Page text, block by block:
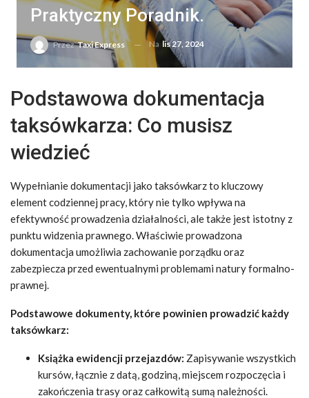
Praktyczny Poradnik.
PrzezTaxi Express Na lis 27, 2024
Podstawowa dokumentacja
taksówkarza: Co musisz
wiedzieć
Wypełnianie dokumentacji jako taksówkarz to kluczowy
element codziennej pracy, który nie tylko wpływa na
efektywność prowadzenia działalności, ale także jest istotny z
punktu widzenia prawnego. Właściwie prowadzona
dokumentacja umożliwia zachowanie porządku oraz
zabezpiecza przed ewentualnymi problemami natury formalno-
prawnej.
Podstawowe dokumenty, które powinien prowadzić każdy
taksówkarz:
Książka ewidencji przejazdów: Zapisywanie wszystkich
kursów, łącznie z datą, godziną, miejscem rozpoczęcia i
zakończenia trasy oraz całkowitą sumą należności.